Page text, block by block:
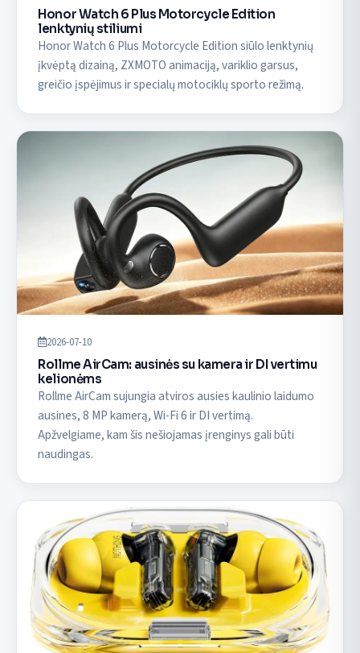
Honor Watch 6 Plus Motorcycle Edition
lenktynių stiliumi
Honor Watch 6 Plus Motorcycle Edition siūlo lenktynių
įkvėptą dizainą, ZXMOTO animaciją, variklio garsus,
greičio įspėjimus ir specialų motociklų sporto režimą.
2026-07-10
Rollme AirCam: ausinės su kamera ir DI vertimu
kelionėms
Rollme AirCam sujungia atviros ausies kaulinio laidumo
ausines, 8 MP kamerą, Wi-Fi 6 ir DI vertimą.
Apžvelgiame, kam šis nešiojamas įrenginys gali būti
naudingas.